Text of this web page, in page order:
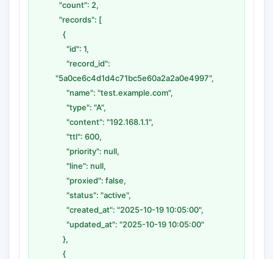
"count": 2,
"records": [
{
"id": 1,
"record_id":
"5a0ce6c4d1d4c71bc5e60a2a2a0e4997",
"name": "test.example.com",
"type": "A",
"content": "192.168.1.1",
"ttl": 600,
"priority": null,
"line": null,
"proxied": false,
"status": "active",
"created_at": "2025-10-19 10:05:00",
"updated_at": "2025-10-19 10:05:00"
},
{